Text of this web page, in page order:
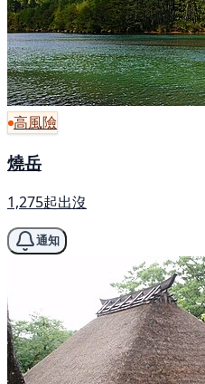
高風險
燒岳
1,275起出沒
通知